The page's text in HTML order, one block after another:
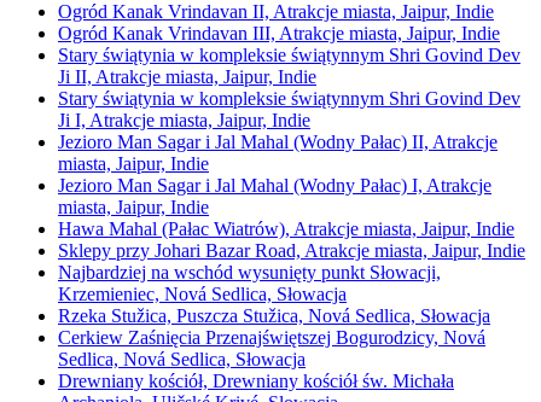
Ogród Kanak Vrindavan II, Atrakcje miasta, Jaipur, Indie
Ogród Kanak Vrindavan III, Atrakcje miasta, Jaipur, Indie
Stary świątynia w kompleksie świątynnym Shri Govind Dev
Ji II, Atrakcje miasta, Jaipur, Indie
Stary świątynia w kompleksie świątynnym Shri Govind Dev
Ji I, Atrakcje miasta, Jaipur, Indie
Jezioro Man Sagar i Jal Mahal (Wodny Pałac) II, Atrakcje
miasta, Jaipur, Indie
Jezioro Man Sagar i Jal Mahal (Wodny Pałac) I, Atrakcje
miasta, Jaipur, Indie
Hawa Mahal (Pałac Wiatrów), Atrakcje miasta, Jaipur, Indie
Sklepy przy Johari Bazar Road, Atrakcje miasta, Jaipur, Indie
Najbardziej na wschód wysunięty punkt Słowacji,
Krzemieniec, Nová Sedlica, Słowacja
Rzeka Stužica, Puszcza Stužica, Nová Sedlica, Słowacja
Cerkiew Zaśnięcia Przenajświętszej Bogurodzicy, Nová
Sedlica, Nová Sedlica, Słowacja
Drewniany kościół, Drewniany kościół św. Michała